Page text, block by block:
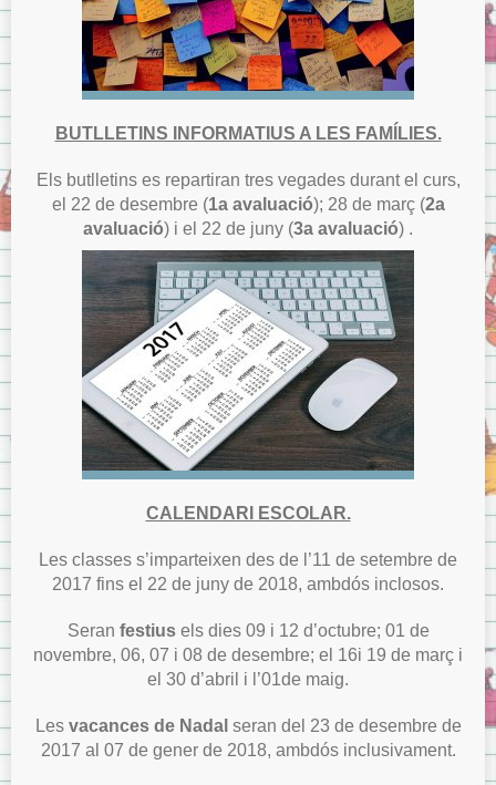
BUTLLETINS INFORMATIUS A LES FAMÍLIES.
Els butlletins es repartiran tres vegades durant el curs,
el 22 de desembre (1a avaluació); 28 de març (2a
avaluació) i el 22 de juny (3a avaluació) .
CALENDARI ESCOLAR.
Les classes s’imparteixen des de l’11 de setembre de
2017 fins el 22 de juny de 2018, ambdós inclosos.
Seran festiusels dies 09 i 12 d’octubre; 01 de
novembre, 06, 07 i 08 de desembre; el 16i 19 de març i
el 30 d’abril i l’01de maig.
Les vacances de Nadal seran del 23 de desembre de
2017 al 07 de gener de 2018, ambdós inclusivament.